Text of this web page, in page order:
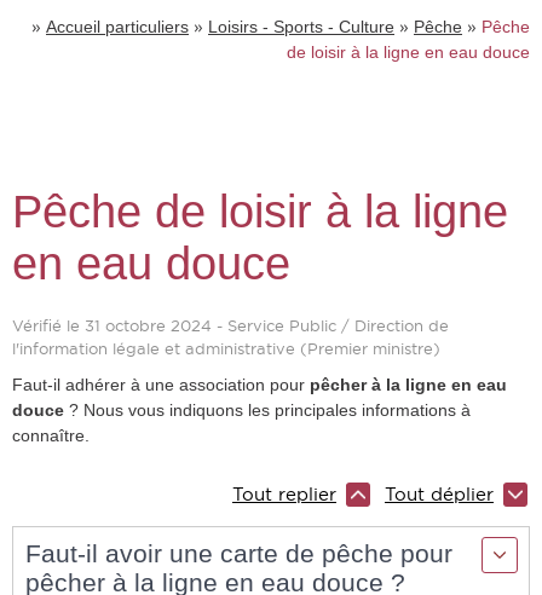
» Accueil particuliers » Loisirs - Sports - Culture » Pêche » Pêche
de loisir à la ligne en eau douce
Pêche de loisir à la ligne
en eau douce
Vérifié le 31 octobre 2024 - Service Public / Direction de
l'information légale et administrative (Premier ministre)
Faut-il adhérer à une association pour pêcher à la ligne en eau
douce ? Nous vous indiquons les principales informations à
connaître.
Tout replier Tout déplier
Faut-il avoir une carte de pêche pour
pêcher à la ligne en eau douce ?